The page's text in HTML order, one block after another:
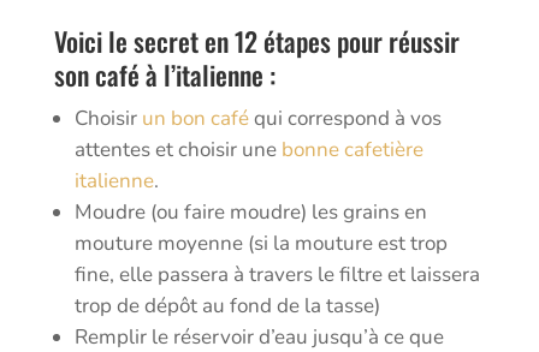
Voici le secret en 12 étapes pour réussir
son café à l’italienne :
Choisir un bon caféqui correspond à vos
attentes et choisir une bonne cafetière
italienne.
Moudre (ou faire moudre) les grains en
mouture moyenne (si la mouture est trop
fine, elle passera à travers le filtre et laissera
trop de dépôt au fond de la tasse)
Remplir le réservoir d’eau jusqu’à ce que